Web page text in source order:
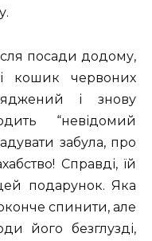
посади додому,
кошик червоних
і знову
“невідомий
забула, про
Справді, їй
подарунок. Яка
спинити, але
його безглузді,